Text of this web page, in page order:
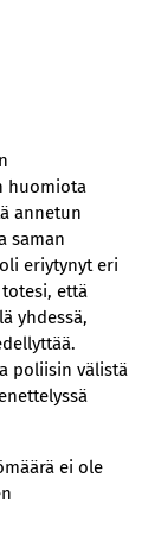
huomiota
annetun
saman
eriytynyt eri
että
yhdessä,
poliisin välistä
ei ole